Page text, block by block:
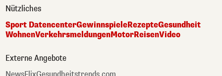
Nützliches
Sport DatencenterGewinnspieleRezepteGesundheit
WohnenVerkehrsmeldungenMotorReisenVideo
Externe Angebote